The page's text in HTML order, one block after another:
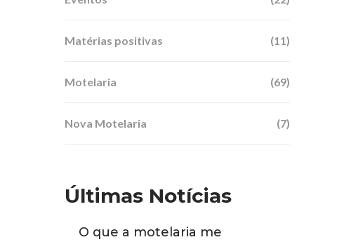
Matérias positivas (11)
Motelaria (69)
Nova Motelaria (7)
Últimas Notícias
O que a motelaria me